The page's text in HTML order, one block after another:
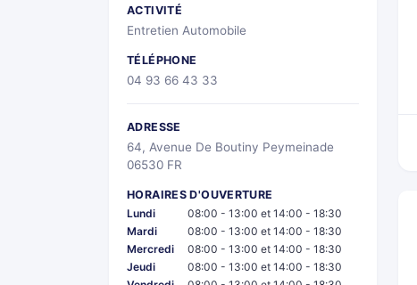
ACTIVITÉ
Entretien Automobile
TÉLÉPHONE
04 93 66 43 33
ADRESSE
64, Avenue De Boutiny Peymeinade
06530 FR
HORAIRES D'OUVERTURE
Lundi
08:00 - 13:00 et 14:00 - 18:30
Mardi
08:00 - 13:00 et 14:00 - 18:30
Mercredi
08:00 - 13:00 et 14:00 - 18:30
Jeudi
08:00 - 13:00 et 14:00 - 18:30